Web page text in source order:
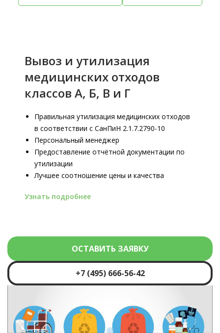
Вывоз и утилизация
медицинских отходов
классов А, Б, В и Г
Правильная утилизация медицинских отходов
в соответствии с СанПиН 2.1.7.2790-10
Персональный менеджер
Предоставление отчётной документации по
утилизации
Лучшее соотношение цены и качества
Узнать подробнее
ОСТАВИТЬ ЗАЯВКУ
+7 (495) 666-56-42